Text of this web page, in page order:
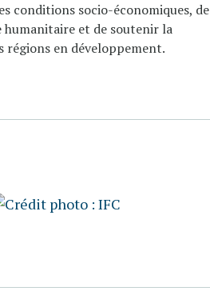
conditions socio-économiques, de
humanitaire et de soutenir la
régions en développement.